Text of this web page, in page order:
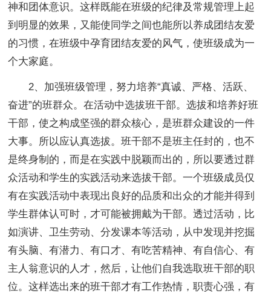
神和团体意识。这样既能在班级的纪律及常规管理上起
到明显的效果，又能使同学之间也能所以养成团结友爱
的习惯，在班级中孕育团结友爱的风气，使班级成为一
个大家庭。
2、加强班级管理，努力培养“真诚、严格、活跃、
奋进”的班群众。在活动中选拔班干部。选拔和培养好班
干部，使之构成坚强的群众核心，是班群众建设的一件
大事。所以应认真选拔。班干部不是班主任封的，也不
是终身制的，而是在实践中脱颖而出的，所以要透过群
众活动和学生的实践活动来选拔干部。一个班级成员仅
有在实践活动中表现出良好的品质和出众的才能并得到
学生群体认可时，才可能被拥戴为干部。透过活动，比
如演讲、卫生劳动、分发课本等活动，从中发现并挖掘
有头脑、有潜力、有口才、有吃苦精神、有自信心、有
主人翁意识的人才，然后，让他们自我选取班干部的职
位。这样选出来的班干部才有工作热情，职责心强，有